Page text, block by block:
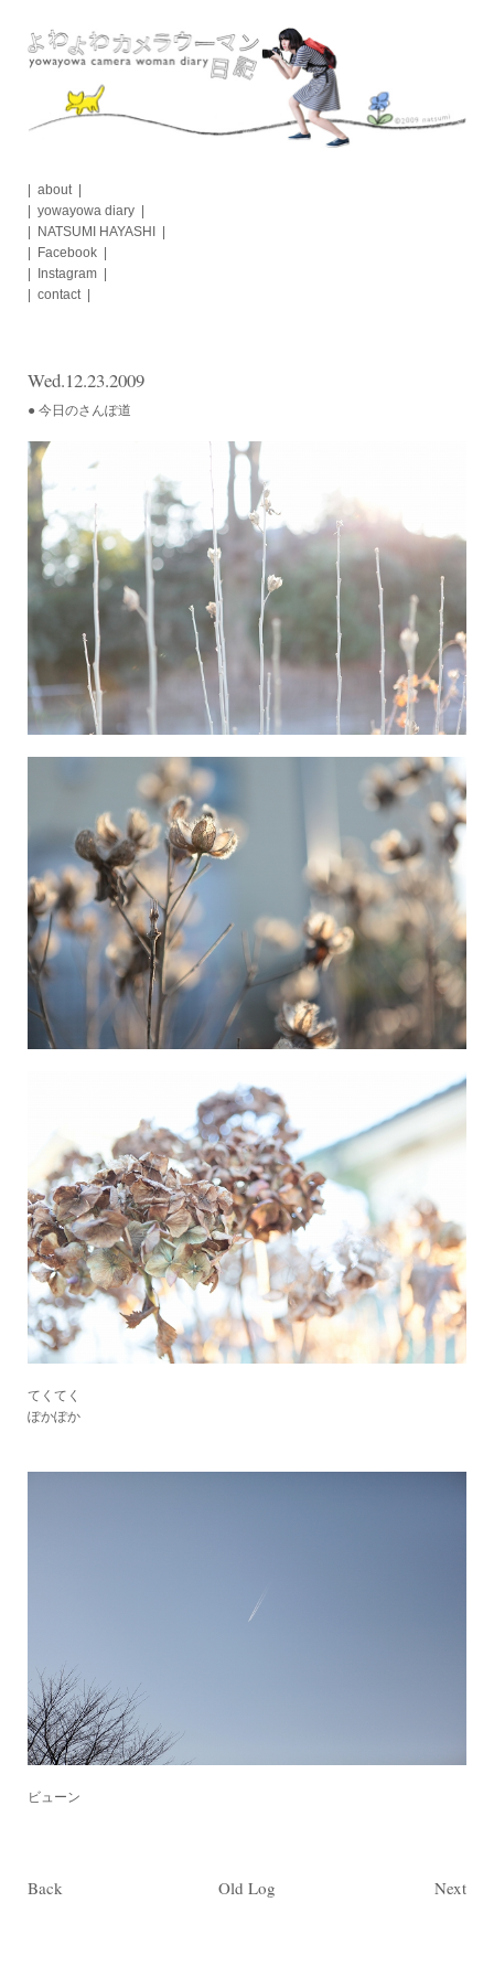
content
about
yowayowa diary
NATSUMI HAYASHI
Facebook
Instagram
contact
Wed.12.23.2009
● 今日のさんぽ道
てくてく
ぽかぽか
ビューン
Back Old Log Next